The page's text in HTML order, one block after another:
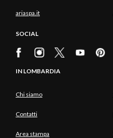
ariaspa.it
SOCIAL
IN LOMBARDIA
Chi siamo
Contatti
Area stampa